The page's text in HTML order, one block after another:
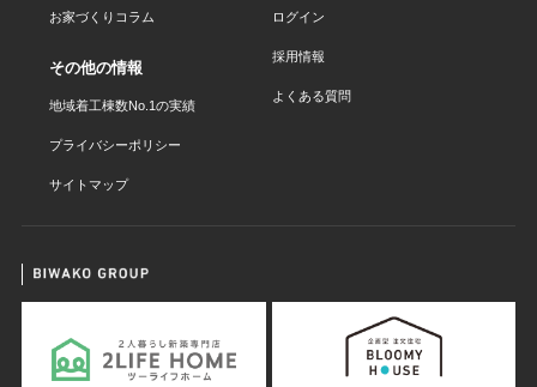
お家づくりコラム ログイン
採用情報
よくある質問
その他の情報
地域着工棟数No.1の実績
プライバシーポリシー
サイトマップ